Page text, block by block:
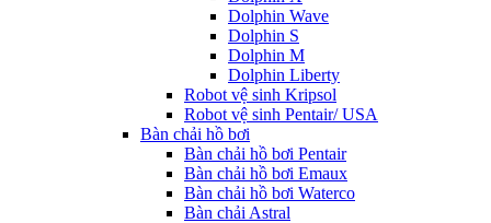
Dolphin Wave
Dolphin S
Dolphin M
Dolphin Liberty
Robot vệ sinh Kripsol
Robot vệ sinh Pentair/ USA
Bàn chải hồ bơi
Bàn chải hồ bơi Pentair
Bàn chải hồ bơi Emaux
Bàn chải hồ bơi Waterco
Bàn chải Astral